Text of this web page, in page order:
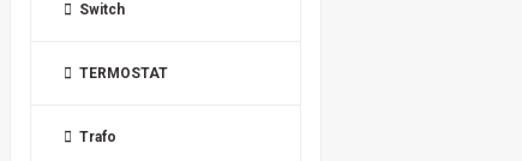
Switch
TERMOSTAT
Trafo